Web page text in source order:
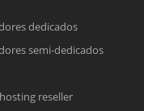
con el enlace a
dedicados
semi-dedicados
reseller